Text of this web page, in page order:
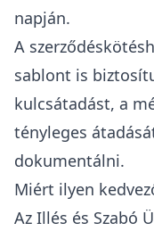
napján.
A
sablont is
kulcsátadást, a
tényleges
dokumentálni.
Miért ilyen
Az Illés és Szabó